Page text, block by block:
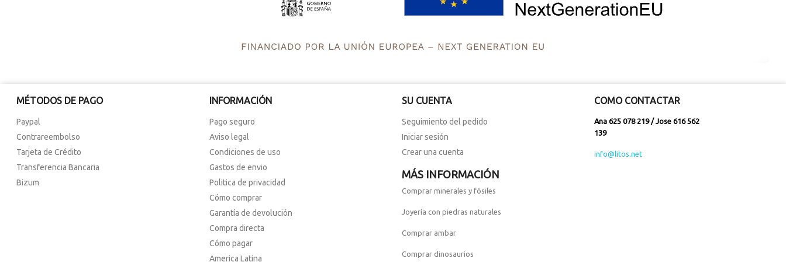
MÉTODOS DE PAGO
Paypal
Contrareembolso
Tarjeta de Crédito
Transferencia Bancaria
Bizum
INFORMACIÓN
Pago seguro
Aviso legal
Condiciones de uso
Gastos de envio
Politica de privacidad
Cómo comprar
Garantía de devolución
Compra directa
Cómo pagar
America Latina
SU CUENTA
Seguimiento del pedido
Iniciar sesión
Crear una cuenta
COMO CONTACTAR
Ana 625 078 219 / Jose 616 562
139
info@litos.net
MÁS INFORMACIÓN
Comprar minerales y fósiles
Joyería con piedras naturales
Comprar ambar
Comprar dinosaurios